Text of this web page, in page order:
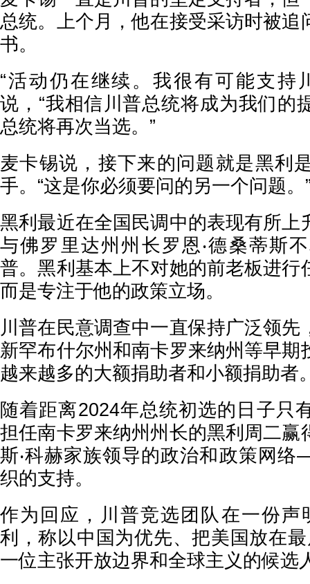
总统。上个月，他在接受采访时被追
书。
“活动仍在继续。我很有可能支持
说，“我相信川普总统将成为我们的
总统将再次当选。”
麦卡锡说，接下来的问题就是黑利
手。“这是你必须要问的另一个问题。
黑利最近在全国民调中的表现有所上
与佛罗里达州州长罗恩‧德桑蒂斯
普。黑利基本上不对她的前老板进行
而是专注于他的政策立场。
川普在民意调查中一直保持广泛领先
新罕布什尔州和南卡罗来纳州等早期
越来越多的大额捐助者和小额捐助者
随着距离2024年总统初选的日子只
担任南卡罗来纳州州长的黑利周二赢
斯‧科赫家族领导的政治和政策网
织的支持。
作为回应，川普竞选团队在一份声
利，称以中国为优先、把美国放在
一位主张开放边界和全球主义的候选